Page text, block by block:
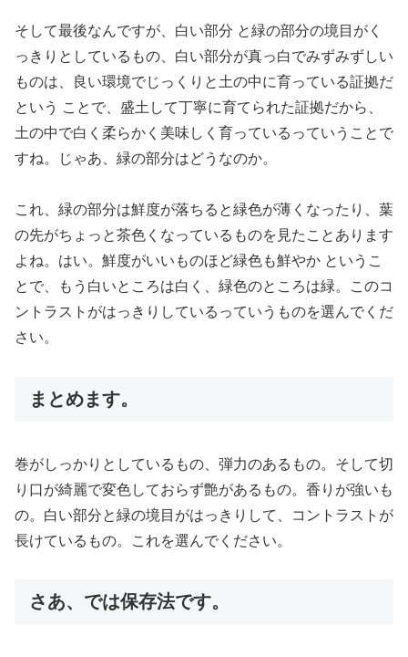
そして最後なんですが、白い部分 と緑の部分の境目がく
っきりとしているもの、白い部分が真っ白でみずみずしい
ものは、良い環境でじっくりと土の中に育っている証拠だ
という ことで、盛土して丁寧に育てられた証拠だから、
土の中で白く柔らかく美味しく育っているっていうことで
すね。じゃあ、緑の部分はどうなのか。
これ、緑の部分は鮮度が落ちると緑色が薄くなったり、葉
の先がちょっと茶色くなっているものを見たことあります
よね。はい。鮮度がいいものほど緑色も鮮やか というこ
とで、もう白いところは白く、緑色のところは緑。このコ
ントラストがはっきりしているっていうものを選んでくだ
さい。
まとめます。
巻がしっかりとしているもの、弾力のあるもの。そして切
り口が綺麗で変色しておらず艶があるもの。香りが強いも
の。白い部分と緑の境目がはっきりして、コントラストが
長けているもの。これを選んでください。
さあ、では保存法です。